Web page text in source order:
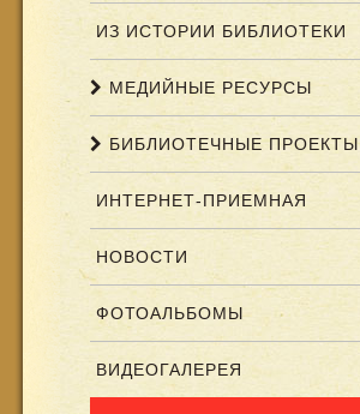
ИЗ ИСТОРИИ БИБЛИОТЕКИ
МЕДИЙНЫЕ РЕСУРСЫ
БИБЛИОТЕЧНЫЕ ПРОЕКТЫ
ИНТЕРНЕТ-ПРИЕМНАЯ
НОВОСТИ
ФОТОАЛЬБОМЫ
ВИДЕОГАЛЕРЕЯ